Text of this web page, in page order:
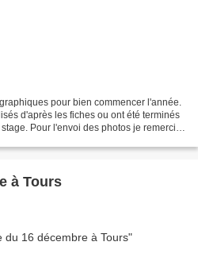
pour bien commencer l'année.
d'après les fiches ou ont été terminés
Pour l'envoi des photos je remercie
à Tours